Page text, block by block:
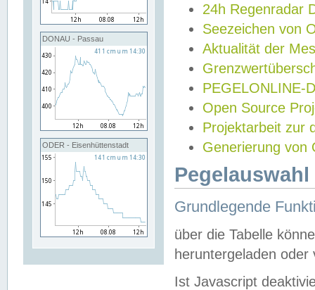
DONAU - Passau
ODER - Eisenhüttenstadt
24h Regenradar
Seezeichen von
Aktualität der
PEGELONLINE-
Open Source
Projektarbeit zur
Generierung von
Grundlegende
über die Tabelle
heruntergeladen oder
Ist Javascript